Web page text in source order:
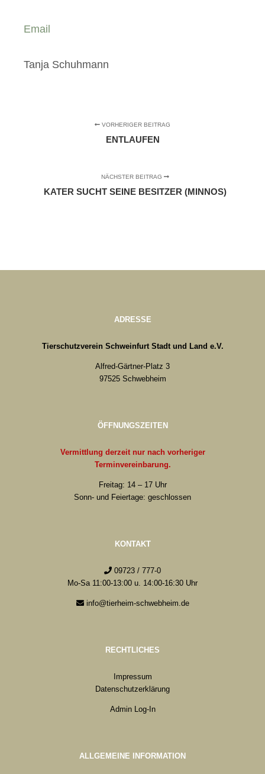
Email
Tanja Schuhmann
VORHERIGER BEITRAG
ENTLAUFEN
NÄCHSTER BEITRAG
KATER SUCHT SEINE BESITZER (MINNOS)
ADRESSE
Tierschutzverein Schweinfurt Stadt und Land e.V.
Alfred-Gärtner-Platz 3
97525 Schwebheim
ÖFFNUNGSZEITEN
Vermittlung derzeit nur nach vorheriger
Terminvereinbarung.
Freitag: 14 – 17 Uhr
Sonn- und Feiertage: geschlossen
KONTAKT
09723 / 777-0
Mo-Sa 11:00-13:00 u. 14:00-16:30 Uhr
info@tierheim-schwebheim.de
RECHTLICHES
Impressum
Datenschutzerklärung
Admin Log-In
ALLGEMEINE INFORMATION